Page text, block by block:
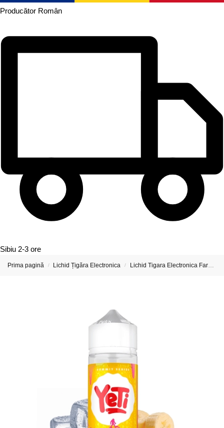
Producător Român
Sibiu 2-3 ore
Prima pagină / Lichid Țigăra Electronica / Lichid Tigara Electronica Fara Nicotina